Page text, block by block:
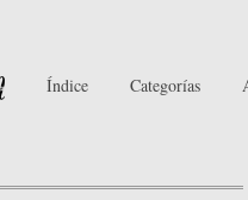
Índice Categorías